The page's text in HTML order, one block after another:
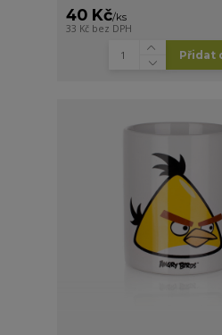
40 Kč/ks
33 Kč bez DPH
Přidat